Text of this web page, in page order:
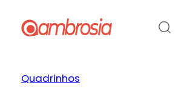
para
Quadrinhos